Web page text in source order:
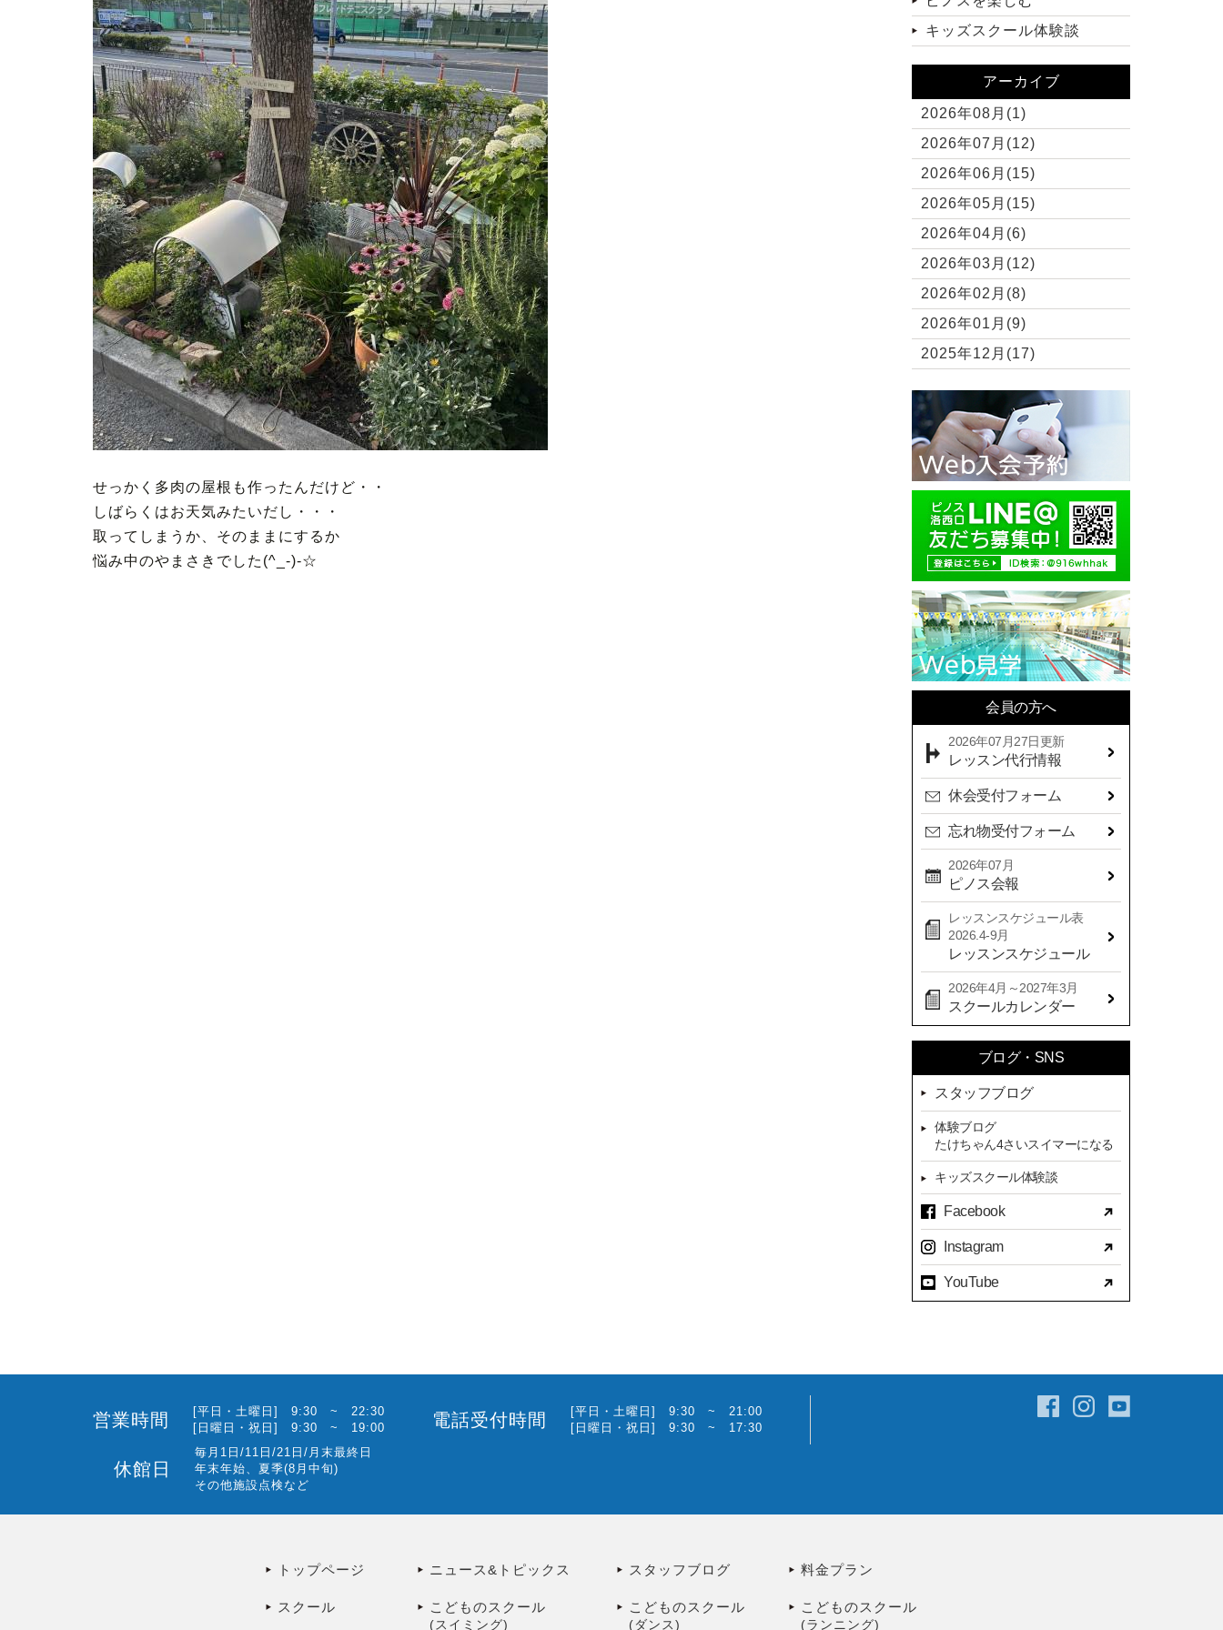
せっかく多肉の屋根も作ったんだけど・・
しばらくはお天気みたいだし・・・
取ってしまうか、そのままにするか
悩み中のやまさきでした(^_-)-☆
キッズスクール体験談
アーカイブ
2026年08月(1)
2026年07月(12)
2026年06月(15)
2026年05月(15)
2026年04月(6)
2026年03月(12)
2026年02月(8)
2026年01月(9)
2025年12月(17)
2025年10月(11)
2025年09月(10)
2025年08月(7)
2025年07月(10)
2025年06月(13)
2025年05月(17)
2025年04月(19)
2025年03月(10)
2025年02月(9)
2025年01月(14)
2024年12月(14)
2024年11月(19)
2024年09月(15)
2024年08月(21)
2024年07月(20)
2024年06月(29)
2024年05月(22)
2024年04月(20)
2024年03月(16)
2024年02月(7)
2024年01月(8)
2023年12月(14)
2023年11月(13)
2023年10月(9)
2023年09月(10)
2023年08月(9)
2023年07月(17)
2023年06月(9)
2023年05月(11)
2023年02月(8)
会員の方へ
2026年07月27日更新
レッスン代行情報
休会受付フォーム
忘れ物受付フォーム
2026年07月
ピノス会報
レッスンスケジュール表
2026.4-9月
レッスンスケジュール
2026年4月～2027年3月
スクールカレンダー
ブログ・SNS
スタッフブログ
体験ブログ
たけちゃん4さいスイマーになる
キッズスクール体験談
Facebook
Instagram
YouTube
営業時間
[平日・土曜日] 9:30 ~ 22:30
[日曜日・祝日] 9:30 ~ 19:00
電話受付時間
[平日・土曜日] 9:30 ~ 21:00
[日曜日・祝日] 9:30 ~ 17:30
休館日
毎月1日/11日/21日/月末最終日
年末年始、夏季(8月中旬)
その他施設点検など
トップページ ニュース&トピックス スタッフブログ 料金プラン
スクール こどものスクール
(スイミング)
こどものスクール
(ダンス)
こどものスクール
(ランニング)